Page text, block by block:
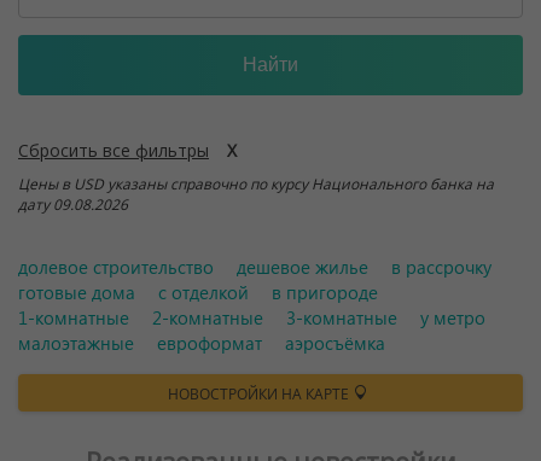
Сбросить все фильтры
Цены в USD указаны справочно по курсу Национального банка на
дату 09.08.2026
долевое строительство дешевое жилье
в рассрочку
готовые дома
с отделкой
в пригороде
1-комнатные
2-комнатные 3-комнатные
у метро
малоэтажные
евроформат аэросъёмка
НОВОСТРОЙКИ НА КАРТЕ